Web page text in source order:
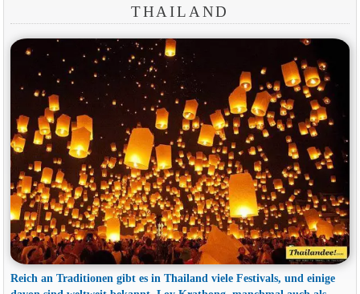
THAILAND
Reich an Traditionen gibt es in Thailand viele Festivals, und einige